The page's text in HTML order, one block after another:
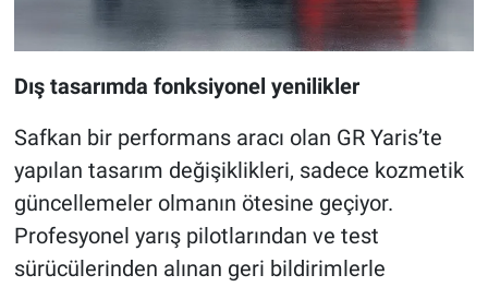
Dış tasarımda fonksiyonel yenilikler
Safkan bir performans aracı olan GR Yaris’te
yapılan tasarım değişiklikleri, sadece kozmetik
güncellemeler olmanın ötesine geçiyor.
Profesyonel yarış pilotlarından ve test
sürücülerinden alınan geri bildirimlerle